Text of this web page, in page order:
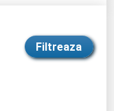
Filtreaza